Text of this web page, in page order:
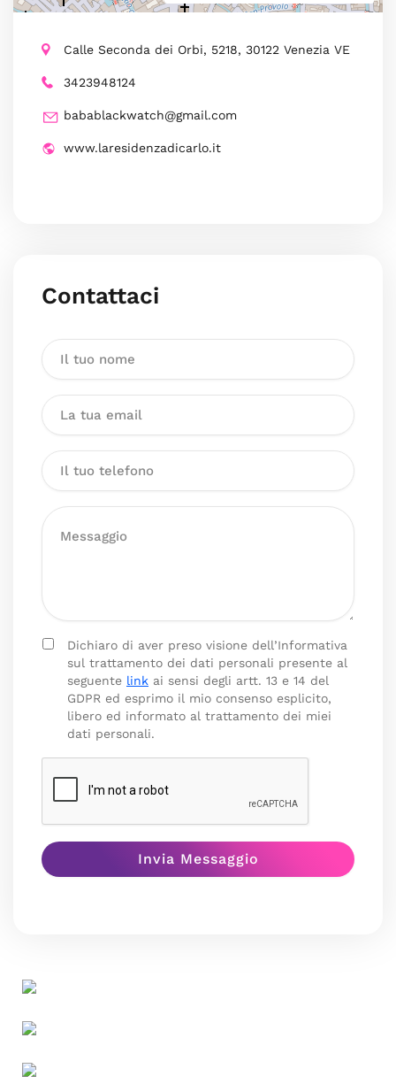
Calle Seconda dei Orbi, 5218, 30122 Venezia VE
3423948124
babablackwatch@gmail.com
www.laresidenzadicarlo.it
Contattaci
Dichiaro di aver preso visione dell’Informativa
sul trattamento dei dati personali presente al
seguente link ai sensi degli artt. 13 e 14 del
GDPR ed esprimo il mio consenso esplicito,
libero ed informato al trattamento dei miei
dati personali.